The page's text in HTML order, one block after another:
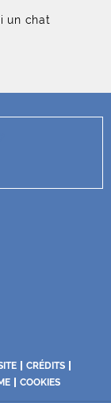
un chat
CRÉDITS
COOKIES